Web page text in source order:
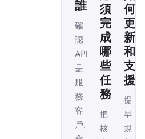
誰
確
認
APP
是
服
務
客
戶、
須
完
成
哪
些
任
務
把
核
何
更
新
和
支
援
提
早
規